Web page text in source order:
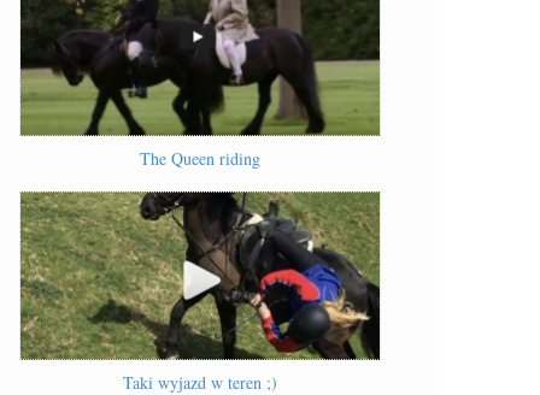
The Queen riding
Taki wyjazd w teren ;)